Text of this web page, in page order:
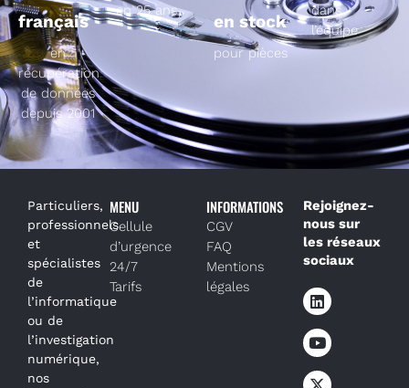
français
en
récupération
de données
depuis 2001
en 25 ans
en stock
pour pièces
dans
l’équipe
Particuliers,
professionnels
et
spécialistes
de
l’informatique
ou de
l’investigation
numérique,
nos
MENU
Cellule
d’urgence
24/7
Tarifs
INFORMATIONS
CGV
FAQ
Mentions
légales
Rejoignez-
nous sur
les réseaux
sociaux